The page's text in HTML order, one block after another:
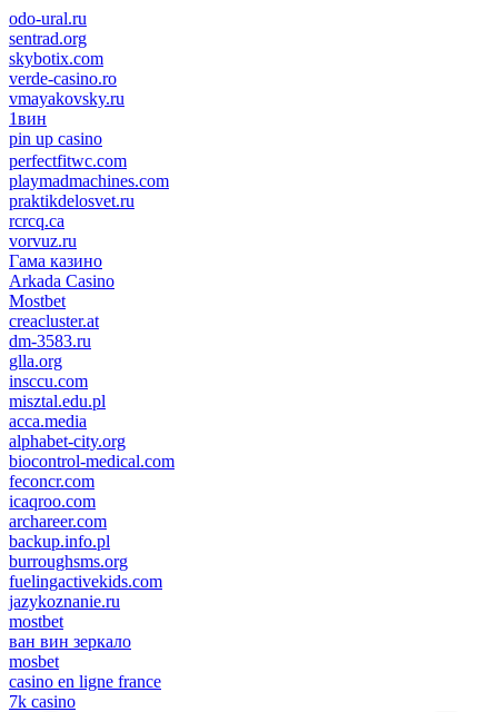
odo-ural.ru
sentrad.org
skybotix.com
verde-casino.ro
vmayakovsky.ru
1вин
pin up casino
пин ап
1win
perfectfitwc.com
playmadmachines.com
praktikdelosvet.ru
rcrcq.ca
vorvuz.ru
Гама казино
Arkada Casino
Mostbet
creacluster.at
dm-3583.ru
glla.org
insccu.com
misztal.edu.pl
acca.media
alphabet-city.org
biocontrol-medical.com
feconcr.com
icaqroo.com
archareer.com
backup.info.pl
burroughsms.org
fuelingactivekids.com
jazykoznanie.ru
mostbet
ван вин зеркало
mosbet
casino en ligne france
7k casino